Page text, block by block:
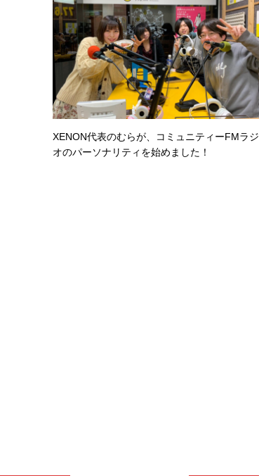
XENON代表のむらが、コミュニティーFMラジ
オのパーソナリティを始めました！